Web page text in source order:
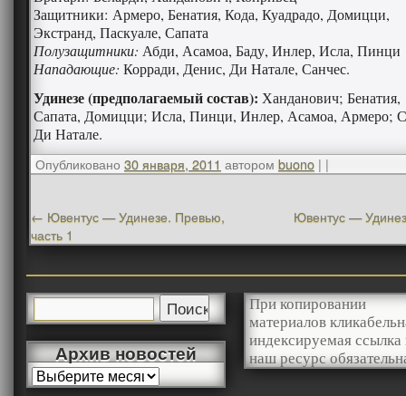
Защитники: Армеро, Бенатия, Кода, Куадрадо, Домицци,
Экстранд, Паскуале, Сапата
Полузащитники: Абди, Асамоа, Баду, Инлер, Исла, Пинци
Нападающие: Корради, Денис, Ди Натале, Санчес.
Удинезе (предполагаемый состав): Ханданович; Бенатия,
Сапата, Домицци; Исла, Пинци, Инлер, Асамоа, Армеро;
Ди Натале.
Опубликовано30 января, 2011 автором buono | |
← Ювентус — Удинезе. Превью,
часть 1
Ювентус —
Архив новостей
При копировании
материалов
индексируемая ссылка
наш ресурс